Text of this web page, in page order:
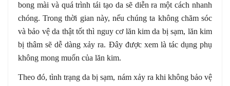
bong mài và quá trình tái tạo da sẽ diễn ra một cách nhanh
chóng. Trong thời gian này, nếu chúng ta không chăm sóc
và bảo vệ da thật tốt thì nguy cơ lăn kim da bị sạm, lăn kim
bị thâm sẽ dễ dàng xảy ra. Đây được xem là tác dụng phụ
không mong muốn của lăn kim.
Theo đó, tình trạng da bị sạm, nám xảy ra khi không bảo vệ